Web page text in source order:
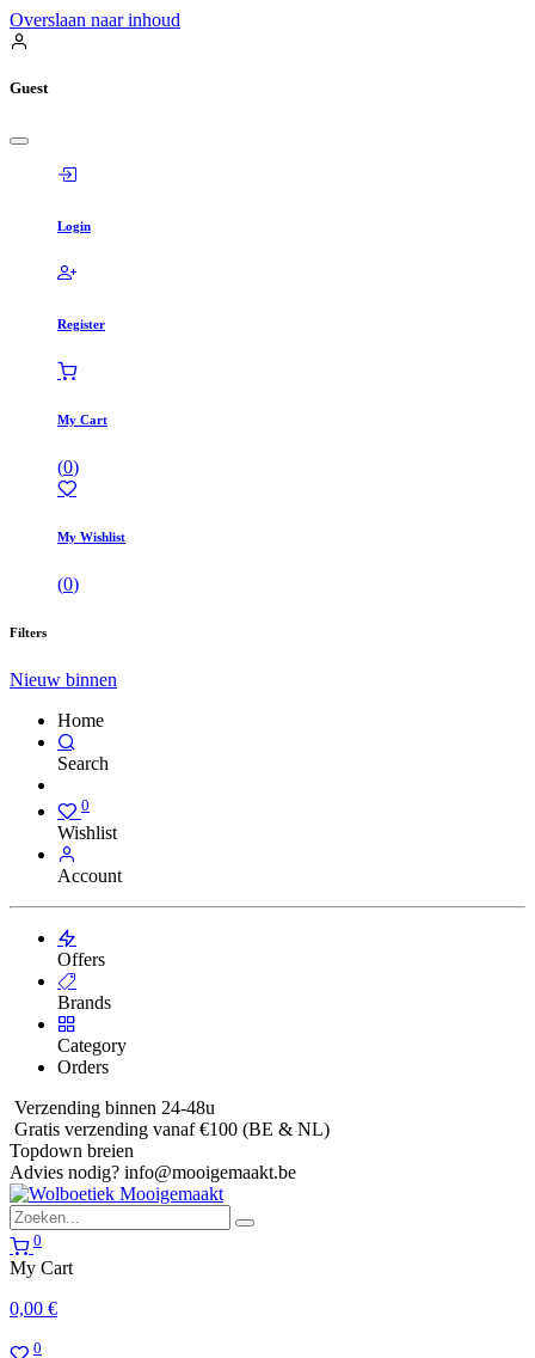
Overslaan naar inhoud
Guest
Login
Register
My Cart
(0)
My Wishlist
(0)
Filters
Nieuw binnen
Home
Search
0
Wishlist
Account
Offers
Brands
Category
Orders
Verzending binnen 24-48u
Gratis verzending vanaf €100 (BE & NL)
Topdown breien
Advies nodig? info@mooigemaakt.be
0
My Cart
0,00 €
0